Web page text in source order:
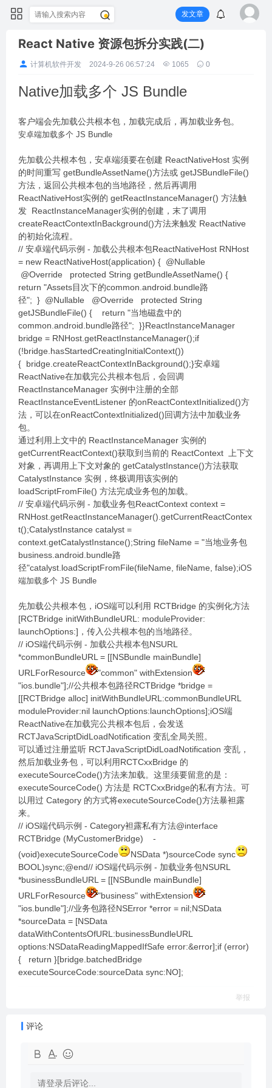
发文章
React Native 资源包拆分实践(二)
计算机软件开发 2024-9-26 06:57:24 1065 0
Native加载多个 JS Bundle
客户端会先加载公共根本包，加载完成后，再加载业务包。
安卓端加载多个 JS Bundle
先加载公共根本包，安卓端须要在创建 ReactNativeHost 实例
的时间重写 getBundleAssetName()方法或 getJSBundleFile()
方法，返回公共根本包的当地路径，然后再调用
ReactNativeHost实例的 getReactInstanceManager() 方法触
发 ReactInstanceManager实例的创建，末了调用
createReactContextInBackground()方法来触发 ReactNative
的初始化流程。
// 安卓端代码示例 - 加载公共根本包ReactNativeHost RNHost
= new ReactNativeHost(application) { @Nullable
@Override protected String getBundleAssetName() {
return "Assets目次下的common.android.bundle路
径"; } @Nullable @Override protected String
getJSBundleFile() { return "当地磁盘中的
common.android.bundle路径"; }}ReactInstanceManager
bridge = RNHost.getReactInstanceManager();if
(!bridge.hasStartedCreatingInitialContext())
{ bridge.createReactContextInBackground();}安卓端
ReactNative在加载完公共根本包后，会回调
ReactInstanceManager 实例中注册的全部
ReactInstanceEventListener 的onReactContextInitialized()方
法，可以在onReactContextInitialized()回调方法中加载业务
包。
通过利用上文中的 ReactInstanceManager 实例的
getCurrentReactContext()获取到当前的 ReactContext 上下文
对象，再调用上下文对象的 getCatalystInstance()方法获取
CatalystInstance 实例，终极调用该实例的
loadScriptFromFile() 方法完成业务包的加载。
// 安卓端代码示例 - 加载业务包ReactContext context =
RNHost.getReactInstanceManager().getCurrentReactContex
t();CatalystInstance catalyst =
context.getCatalystInstance();String fileName = "当地业务包
business.android.bundle路
径"catalyst.loadScriptFromFile(fileName, fileName, false);iOS
端加载多个 JS Bundle
先加载公共根本包，iOS端可以利用 RCTBridge 的实例化方法
[RCTBridge initWithBundleURL: moduleProvider:
launchOptions:]，传入公共根本包的当地路径。
// iOS端代码示例 - 加载公共根本包NSURL
*commonBundleURL = [[NSBundle mainBundle]
URLForResource
"common" withExtension
"ios.bundle"];//公共根本包路径RCTBridge *bridge =
[[RCTBridge alloc] initWithBundleURL:commonBundleURL
moduleProvider:nil launchOptions:launchOptions];iOS端
ReactNative在加载完公共根本包后，会发送
RCTJavaScriptDidLoadNotification 变乱全局关照。
可以通过注册监听 RCTJavaScriptDidLoadNotification 变乱，
然后加载业务包，可以利用RCTCxxBridge 的
executeSourceCode()方法来加载。这里须要留意的是：
executeSourceCode() 方法是 RCTCxxBridge的私有方法。可
以用过 Category 的方式将executeSourceCode()方法暴袒露
来。
// iOS端代码示例 - Category袒露私有方法@interface
RCTBridge (MyCustomerBridge) -
(void)executeSourceCode
NSData *)sourceCode sync
BOOL)sync;@end// iOS端代码示例 - 加载业务包NSURL
*businessBundleURL = [[NSBundle mainBundle]
URLForResource
"business" withExtension
"ios.bundle"];//业务包路径NSError *error = nil;NSData
*sourceData = [NSData
dataWithContentsOfURL:businessBundleURL
options:NSDataReadingMappedIfSafe error:&error];if (error)
{ return }[bridge.batchedBridge
executeSourceCode:sourceData sync:NO];
举报
评论